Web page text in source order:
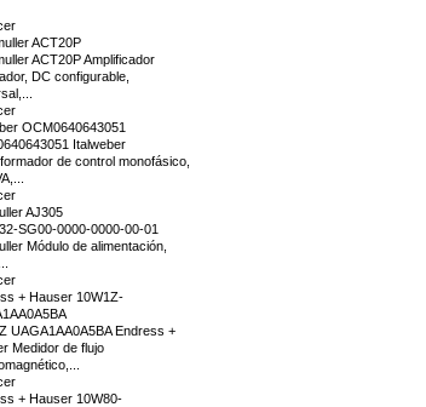
ACT20P
ACT20P Amplificador
DC configurable,
OCM0640643051
Italweber
de control monofásico,
AJ305
SG00-0000-0000-00-01
Módulo de alimentación,
+ Hauser 10W1Z-
UAGA1AA0A5BA Endress +
Medidor de flujo
+ Hauser 10W80-